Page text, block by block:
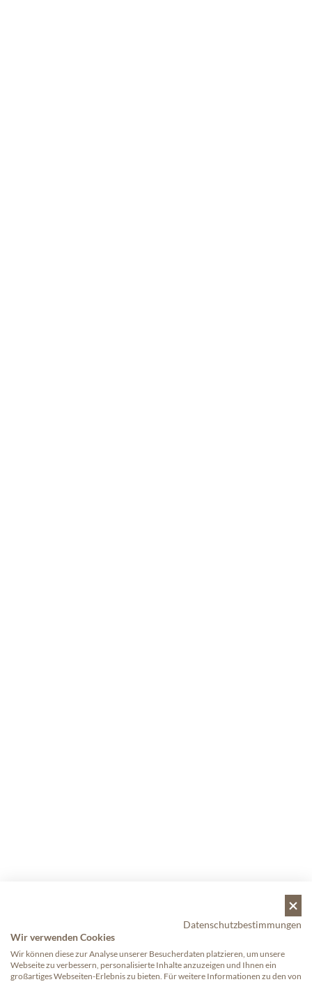
Datenschutzbestimmungen
Wir verwenden Cookies
Wir können diese zur Analyse unserer Besucherdaten platzieren, um unsere
Webseite zu verbessern, personalisierte Inhalte anzuzeigen und Ihnen ein
großartiges Webseiten-Erlebnis zu bieten. Für weitere Informationen zu den von